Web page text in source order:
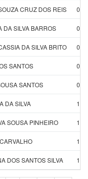
CRUZ DOS REIS 09/
DA SILVA BARROS 09/
DA SILVA BRITO 09/
SANTOS 07/
SANTOS 04/
DA SILVA 10/
SOUSA PINHEIRO 14/
10/
DOS SANTOS SILVA 16/